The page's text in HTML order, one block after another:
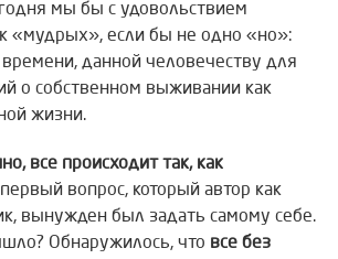
мы бы с удовольствием
«мудрых», если бы не одно «но»:
данной человечеству для
о собственном выживании как
жизни.
все происходит так, как
вопрос, который автор как
вынужден был задать самому себе.
Обнаружилось, что все без